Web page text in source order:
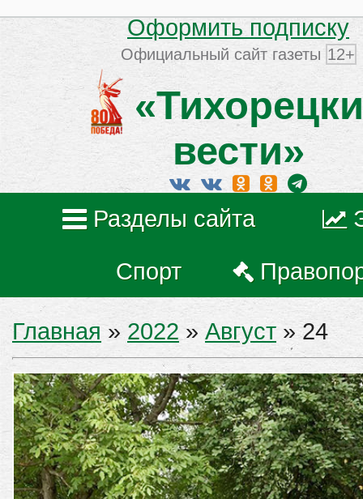
Оформить подписку
Официальный сайт газеты 12+
вести»
Разделы сайта
Спорт
Главная » 2022 » Август » 24